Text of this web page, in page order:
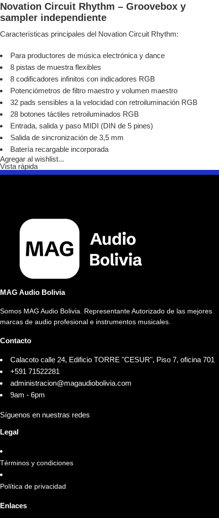
Novation Circuit Rhythm – Groovebox y
sampler independiente
Características principales del Novation Circuit Rhythm:
Para productores de música electrónica y dance
8 pistas de muestra flexibles
8 codificadores infinitos con indicadores RGB
Potenciómetros de filtro maestro y volumen maestro
32 pads sensibles a la velocidad con retroiluminación RGB
28 botones táctiles retroiluminados RGB
Entrada, salida y paso MIDI (DIN de 5 pines)
Salida de sincronización de 3,5 mm
Batería recargable incorporada
Agregar al wishlist...
Vista rápida
MAG Audio Bolivia
Somos MAG Audio Bolivia. Representante Autorizado de las mejores
marcas de audio profesional e instrumentos musicales.
Contacto
Calacoto calle 24, Edificio TORRE "CESUR", Piso 7, oficina 701
+591 71522281
administracion@magaudiobolivia.com
9am - 6pm
Síguenos en nuestras redes
Legal
Términos y condiciones
Política de privacidad
Enlaces